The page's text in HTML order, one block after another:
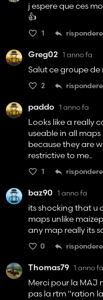
j espere que ces
👍️
1 rispondere
Greg02 1 anno fa
Salut ce groupe de
2 rispondere
paddo 1 anno fa
Looks like a really
useable in all
because they are
restrictive to me..
1 rispondere
baz90 1 anno fa
its shocking that u
maps unlike
any map really its
0 rispondere
Thomas79 1 anno fa
Merci pour la MAJ
pas la rtm "ration